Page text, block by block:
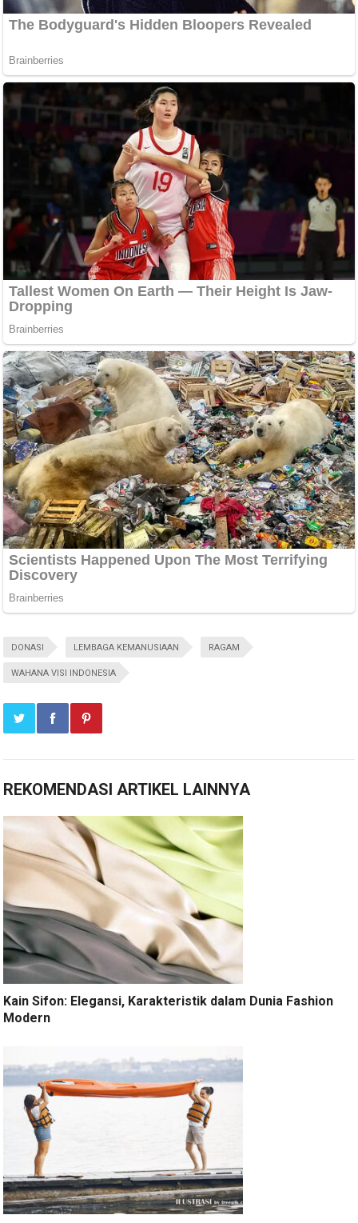
DONASI LEMBAGA KEMANUSIAAN RAGAM
WAHANA VISI INDONESIA
REKOMENDASI ARTIKEL LAINNYA
Kain Sifon: Elegansi, Karakteristik dalam Dunia Fashion
Modern